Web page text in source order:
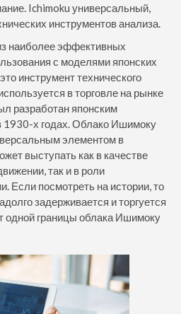
Ichimoku универсальный,
инструментов анализа.
наиболее эффективных
с моделями японских
инструмент технического
в торговле на рынке
разработан японским
1930-х годах. Облако Ишимоку
элементом в
выступать как в качестве
так и в роли
Если посмотреть на истории, то
задерживается и торгуется
одной границы облака Ишимоку